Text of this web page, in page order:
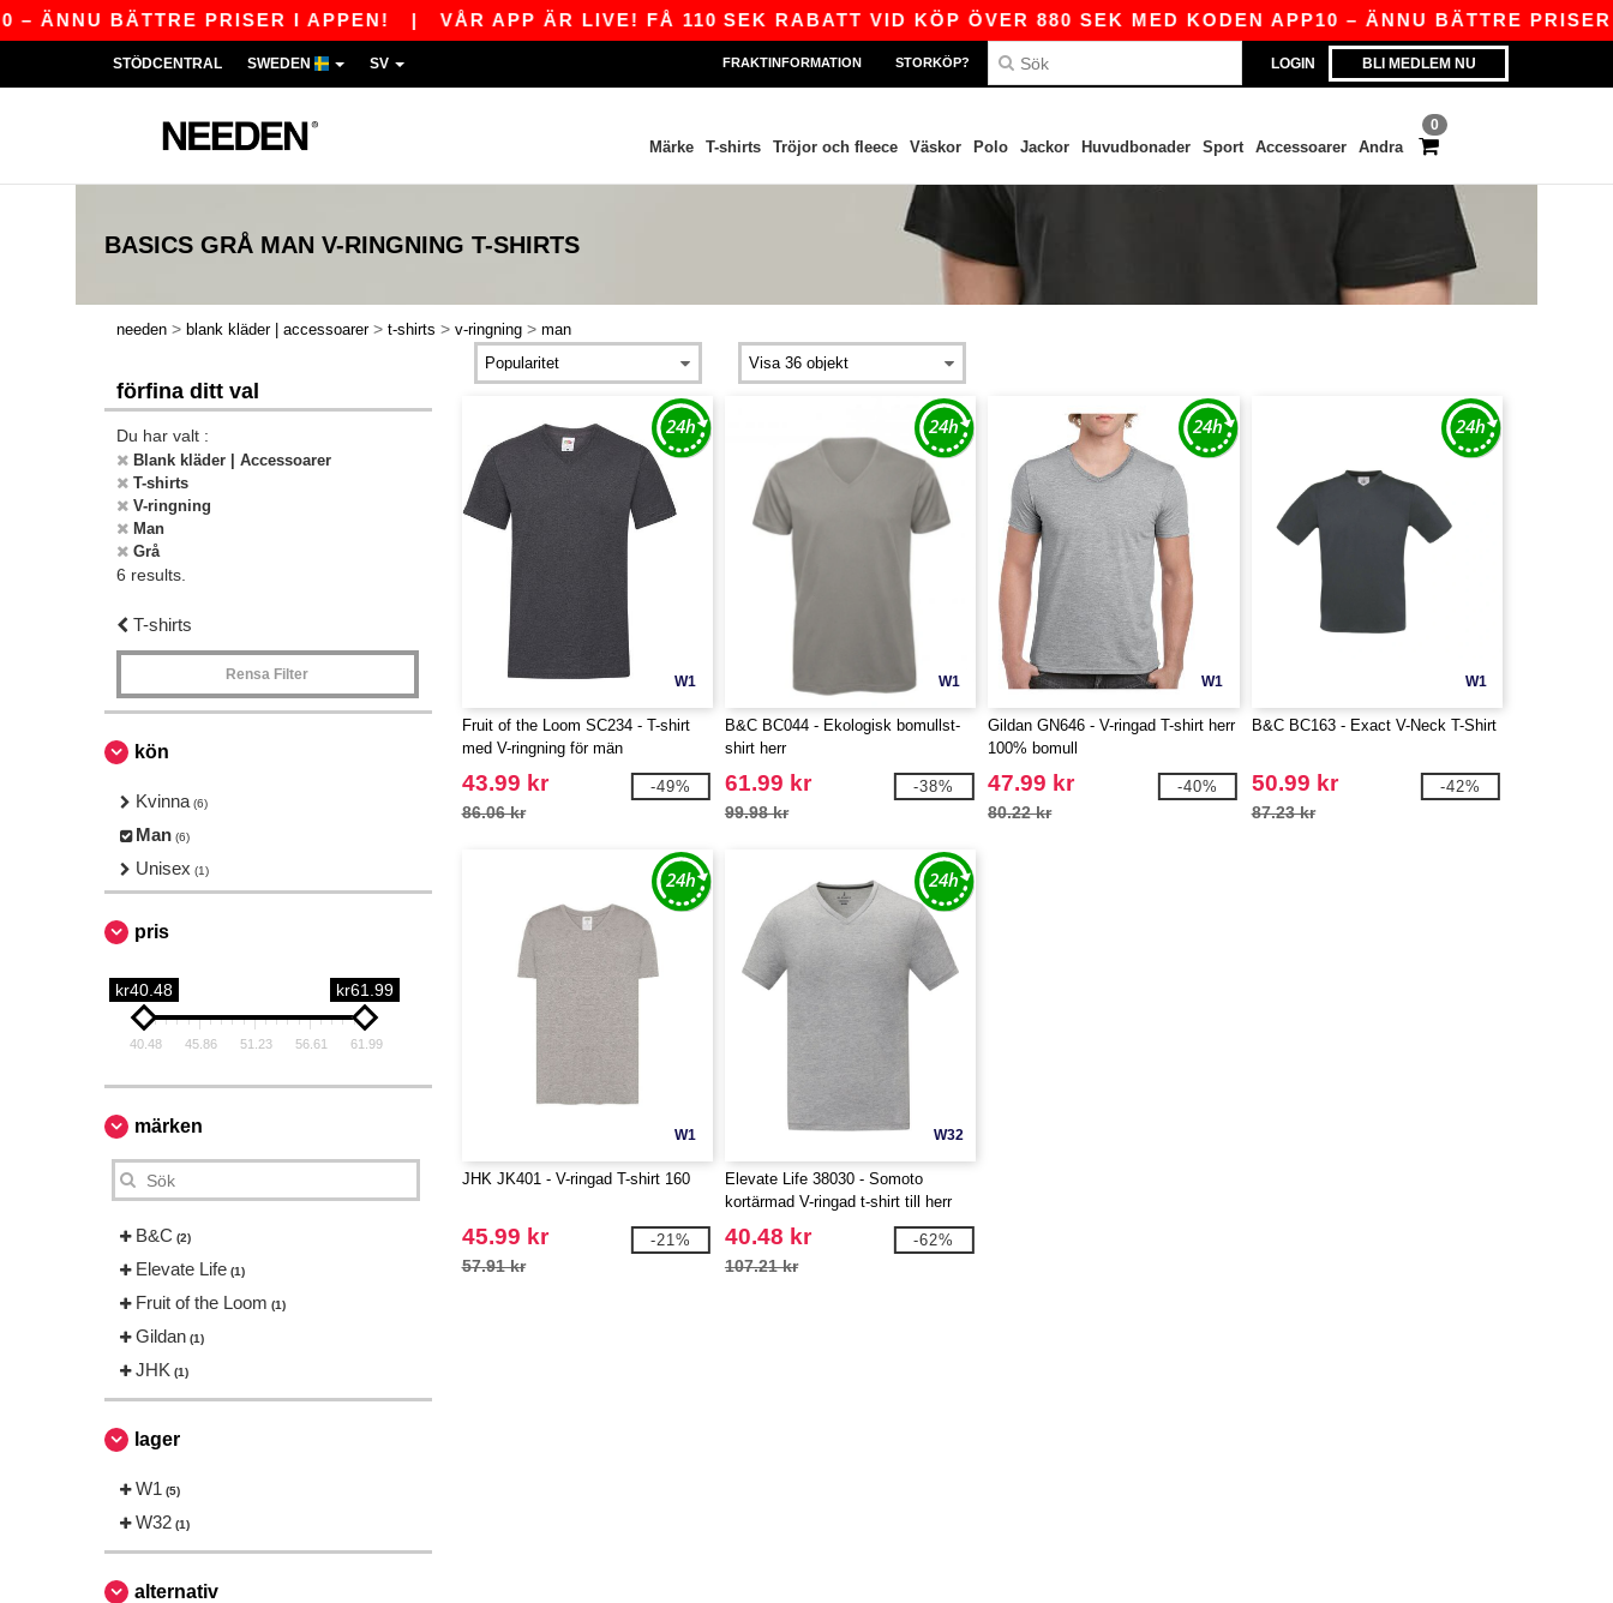
BÄTTRE PRISER I APPEN!| VÅR APP ÄR LIVE! FÅ 110 SEK RABATT VID KÖP ÖVER 880 SEK MED KODEN APP10 – ÄNNU BÄTTRE PRISER I
LOGIN BLI MEDLEM NU
STÖDCENTRAL SWEDEN SV FRAKTINFORMATION STORKÖP?
0
Märke T-shirts Tröjor och fleece Väskor Polo Jackor Huvudbonader Sport Accessoarer Andra
BASICS GRÅ MAN V-RINGNING T-SHIRTS
needen > blank kläder | accessoarer > t-shirts > v-ringning > man
förfina ditt val
Du har valt :
Blank kläder | Accessoarer
T-shirts
V-ringning
Man
Grå
6 results.
T-shirts
Rensa Filter
kön
Kvinna (6)
Man (6)
Unisex (1)
pris
kr40.48 kr61.99
40.48 45.86 51.23 56.61 61.99
märken
B&C (2)
Elevate Life (1)
Fruit of the Loom (1)
Gildan (1)
JHK (1)
lager
W1 (5)
W32 (1)
alternativ
W1
Fruit of the Loom SC234 - T-shirt
med V-ringning för män
43.99 kr
86.06 kr
-49%
W1
B&C BC044 - Ekologisk bomullst-
shirt herr
61.99 kr
99.98 kr
-38%
W1
Gildan GN646 - V-ringad T-shirt herr
100% bomull
47.99 kr
80.22 kr
-40%
W1
B&C BC163 - Exact V-Neck T-Shirt
50.99 kr
87.23 kr
-42%
W1
JHK JK401 - V-ringad T-shirt 160
45.99 kr
57.91 kr
-21%
W32
Elevate Life 38030 - Somoto
kortärmad V-ringad t-shirt till herr
40.48 kr
107.21 kr
-62%